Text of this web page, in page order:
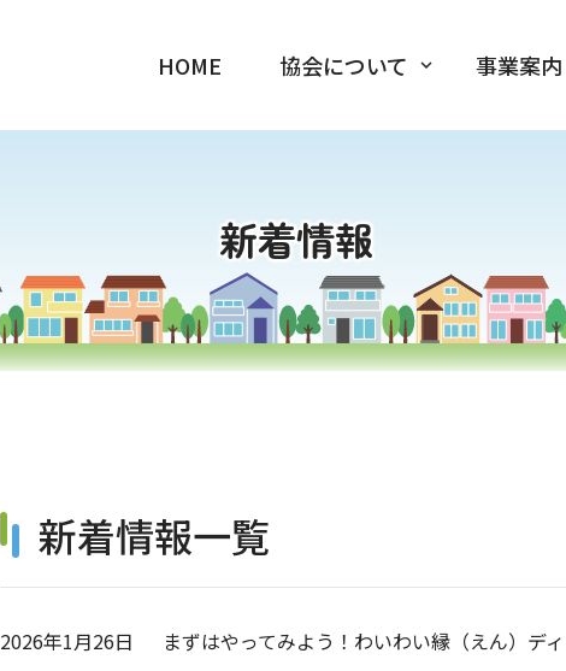
HOME 協会について 事業案内
新着情報
新着情報一覧
2026年1月26日 まずはやってみよう！わいわい縁（えん）デ